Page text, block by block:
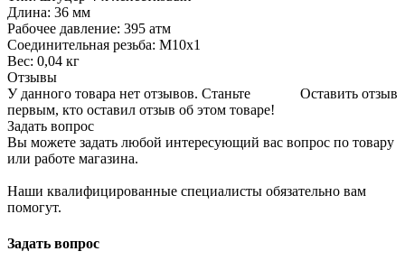
Длина: 36 мм
Рабочее давление: 395 атм
Соединительная резьба: M10х1
Вес: 0,04 кг
Отзывы
Оставить отзыв
У данного товара нет отзывов. Станьте
первым, кто оставил отзыв об этом товаре!
Задать вопрос
Вы можете задать любой интересующий вас вопрос по товару
или работе магазина.
Наши квалифицированные специалисты обязательно вам
помогут.
Задать вопрос